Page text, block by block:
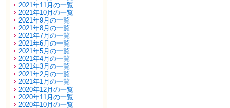
2021年11月の一覧
2021年10月の一覧
2021年9月の一覧
2021年8月の一覧
2021年7月の一覧
2021年6月の一覧
2021年5月の一覧
2021年4月の一覧
2021年3月の一覧
2021年2月の一覧
2021年1月の一覧
2020年12月の一覧
2020年11月の一覧
2020年10月の一覧